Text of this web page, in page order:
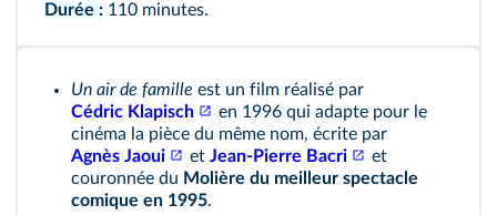
Durée : 110 minutes.
Un air de famille est un film réalisé par
Cédric Klapisch
en 1996 qui adapte pour le
cinéma la pièce du même nom, écrite par
Agnès Jaoui
et Jean-Pierre Bacri
et
couronnée du Molière du meilleur spectacle
comique en 1995.